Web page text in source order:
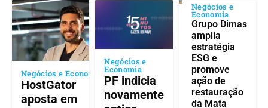
Negócios e Economia
HostGator
aposta em
Negócios e
Economia
PF indicia
novamente
Negócios e
Economia
Grupo Dimas
amplia
estratégia
ESG e
promove
ação de
restauração
da Mata